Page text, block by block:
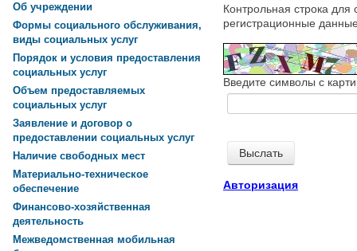
Контрольная строка
регистрационные
Введите символы с
Авторизация
Об учреждении
Формы социального обслуживания,
виды социальных услуг
Порядок и условия предоставления
социальных услуг
Объем предоставляемых
социальных услуг
Заявление и договор о
предоставлении социальных услуг
Наличие свободных мест
Материально-техническое
обеспечение
Финансово-хозяйственная
деятельность
Межведомственная мобильная